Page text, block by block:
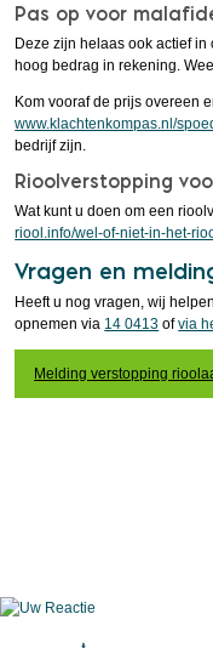
Pas op voor
Deze zijn helaas ook actief
hoog bedrag in rekening.
Kom vooraf de prijs overeen
www.klachtenkompas.nl/
bedrijf zijn.
Rioolverstopping
Wat kunt u doen om een
riool.info/wel-of-niet-in-het-
Vragen en
Heeft u nog vragen, wij
opnemen via 14 0413 ofvia
Melding verstopping